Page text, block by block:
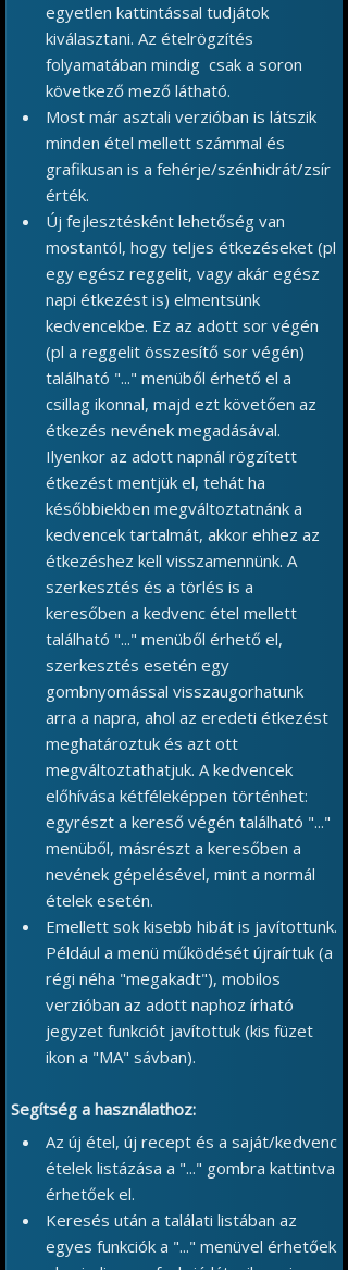
egyetlen kattintással tudjátok
kiválasztani. Az ételrögzítés
folyamatában mindig csak a soron
következő mező látható.
Most már asztali verzióban is látszik
minden étel mellett számmal és
grafikusan is a fehérje/szénhidrát/zsír
érték.
Új fejlesztésként lehetőség van
mostantól, hogy teljes étkezéseket (pl
egy egész reggelit, vagy akár egész
napi étkezést is) elmentsünk
kedvencekbe. Ez az adott sor végén
(pl a reggelit összesítő sor végén)
található "..." menüből érhető el a
csillag ikonnal, majd ezt követően az
étkezés nevének megadásával.
Ilyenkor az adott napnál rögzített
étkezést mentjük el, tehát ha
későbbiekben megváltoztatnánk a
kedvencek tartalmát, akkor ehhez az
étkezéshez kell visszamennünk. A
szerkesztés és a törlés is a
keresőben a kedvenc étel mellett
található "..." menüből érhető el,
szerkesztés esetén egy
gombnyomással visszaugorhatunk
arra a napra, ahol az eredeti étkezést
meghatároztuk és azt ott
megváltoztathatjuk. A kedvencek
előhívása kétféleképpen történhet:
egyrészt a kereső végén található "..."
menüből, másrészt a keresőben a
nevének gépelésével, mint a normál
ételek esetén.
Emellett sok kisebb hibát is javítottunk.
Például a menü működését újraírtuk (a
régi néha "megakadt"), mobilos
verzióban az adott naphoz írható
jegyzet funkciót javítottuk (kis füzet
ikon a "MA" sávban).
Segítség a használathoz:
Az új étel, új recept és a saját/kedvenc
ételek listázása a "..." gombra kattintva
érhetőek el.
Keresés után a találati listában az
egyes funkciók a "..." menüvel érhetőek